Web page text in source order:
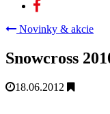
Novinky & akcie
Snowcross
18.06.2012